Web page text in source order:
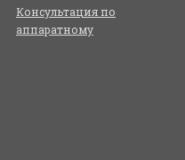
Консультация по
аппаратному